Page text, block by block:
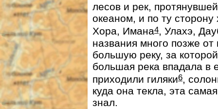
лесов и рек,
океаном, и по ту
Хора, Имана4, Улахэ,
названия много позже
большую реку, за
большая река впадала в
приходили гиляки6,
куда она текла, эта
знал.